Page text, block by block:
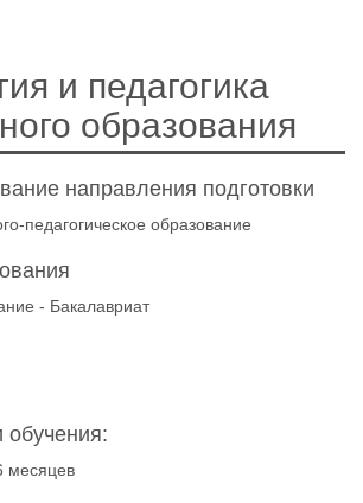
и педагогика
образования
направления подготовки
педагогическое образование
- Бакалавриат
месяцев